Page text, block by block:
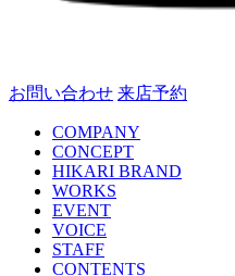
お問い合わせ 来店予約
COMPANY
CONCEPT
HIKARI BRAND
WORKS
EVENT
VOICE
STAFF
CONTENTS